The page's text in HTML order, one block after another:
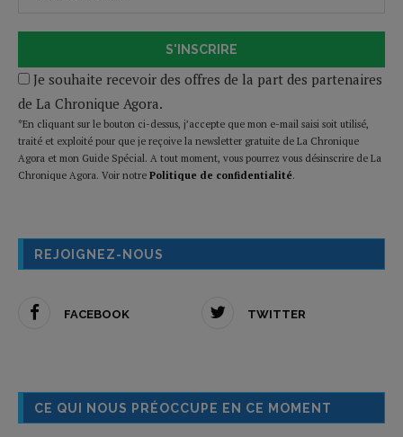
S'INSCRIRE
Je souhaite recevoir des offres de la part des partenaires
de La Chronique Agora.
*En cliquant sur le bouton ci-dessus, j’accepte que mon e-mail saisi soit utilisé,
traité et exploité pour que je reçoive la newsletter gratuite de La Chronique
Agora et mon Guide Spécial. A tout moment, vous pourrez vous désinscrire de La
Chronique Agora. Voir notre Politique de confidentialité.
REJOIGNEZ-NOUS
FACEBOOK TWITTER
CE QUI NOUS PRÉOCCUPE EN CE MOMENT